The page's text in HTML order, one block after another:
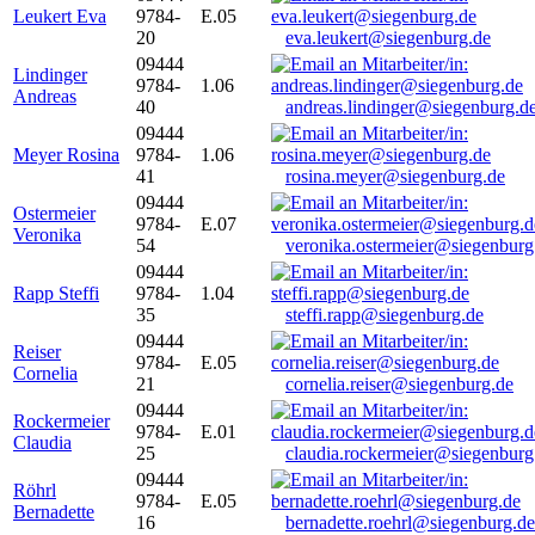
Leukert Eva
9784-
20
E.05
eva.leukert@siegenburg.de
Lindinger
Andreas
09444
9784-
40
1.06
Meyer Rosina
09444
9784-
41
1.06
rosina.meyer@siegenburg.de
Ostermeier
Veronika
09444
9784-
54
E.07
Rapp Steffi
09444
9784-
35
1.04
steffi.rapp@siegenburg.de
Reiser
Cornelia
09444
9784-
21
E.05
cornelia.reiser@siegenburg.de
Rockermeier
Claudia
09444
9784-
25
E.01
Röhrl
Bernadette
09444
9784-
16
E.05
bernadette.roehrl@siegenburg.de